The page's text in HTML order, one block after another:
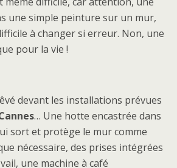
une simple peinture sur un mur,
à changer si erreur. Non, une
pour la vie !
devant les installations prévues
… Une hotte encastrée dans
sort et protège le mur comme
nécessaire, des prises intégrées
une machine à café